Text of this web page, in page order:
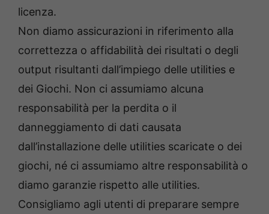
licenza.
Non diamo assicurazioni in riferimento alla
correttezza o affidabilità dei risultati o degli
output risultanti dall’impiego delle utilities e
dei Giochi. Non ci assumiamo alcuna
responsabilità per la perdita o il
danneggiamento di dati causata
dall’installazione delle utilities scaricate o dei
giochi, né ci assumiamo altre responsabilità o
diamo garanzie rispetto alle utilities.
Consigliamo agli utenti di preparare sempre